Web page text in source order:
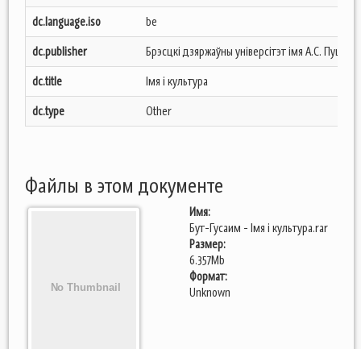
dc.language.iso
be
dc.publisher
Брэсцкі дзяржаўны універсітэт імя А.С. Пушкіна
dc.title
Імя і культура
dc.type
Other
Файлы в этом документе
Имя:
Бут-Гусаим - Імя і культура.rar
Размер:
6.357Mb
Формат:
Unknown